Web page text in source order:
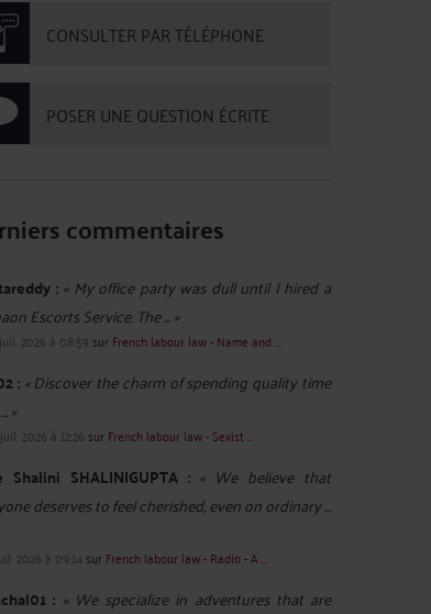
CONSULTER PAR TÉLÉPHONE
POSER UNE QUESTION ÉCRITE
commentaires
: « My office party was dull until I hired a
Escorts Service. The ... »
2026 à 08:59 sur French labour law - Name and ...
: « Discover the charm of spending quality time
»
2026 à 12:26 sur French labour law - Sexist ...
Shalini SHALINIGUPTA : « We believe that
deserves to feel cherished, even on ordinary ...
2026 à 09:14 sur French labour law - Radio - A ...
: « We specialize in adventures that are